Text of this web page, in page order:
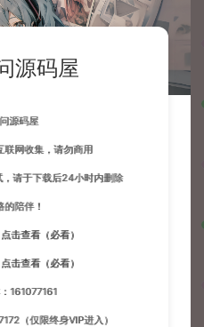
源码屋
源码屋
联网收集，请勿商用
请于下载后24小时内删除
的陪伴！
点击查看（必看）
点击查看（必看）
161077161
（仅限终身VIP进入）